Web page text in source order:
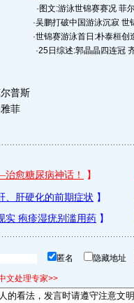
· 图文:游泳世锦赛赛况 菲
·吴鹏打破中国游泳沉寂 世
·世锦赛游泳首日:朴泰桓创
·25日综述:郭晶晶四连冠
普斯
菲
匿名 隐藏地址
文处理专家>>